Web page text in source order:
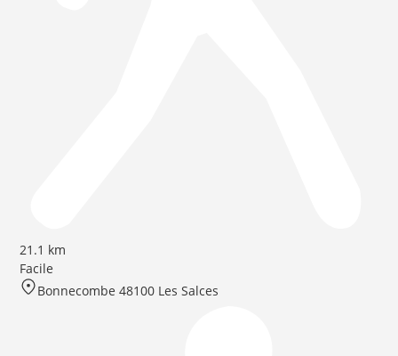
21.1 km
Facile
Bonnecombe 48100 Les Salces